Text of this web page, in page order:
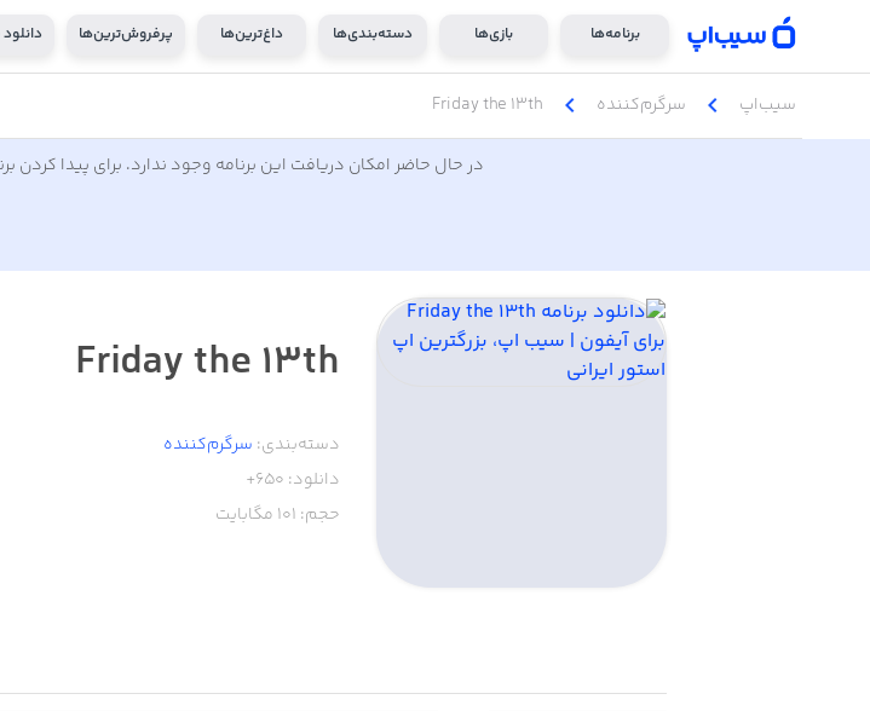
برنامه‌ها بازی‌ها دسته‌بندی‌ها داغ‌ترین‌ها پرفروش‌ترین‌ها
سیب‌اپ chevron_left سرگرم‌کننده chevron_left
Friday the 13th
در حال حاضر امکان دریافت این برنامه وجود ندارد. برای پیدا
Friday the 13th
دسته‌بندی: سرگرم‌کننده
دانلود: 650+
حجم: 101 مگابایت